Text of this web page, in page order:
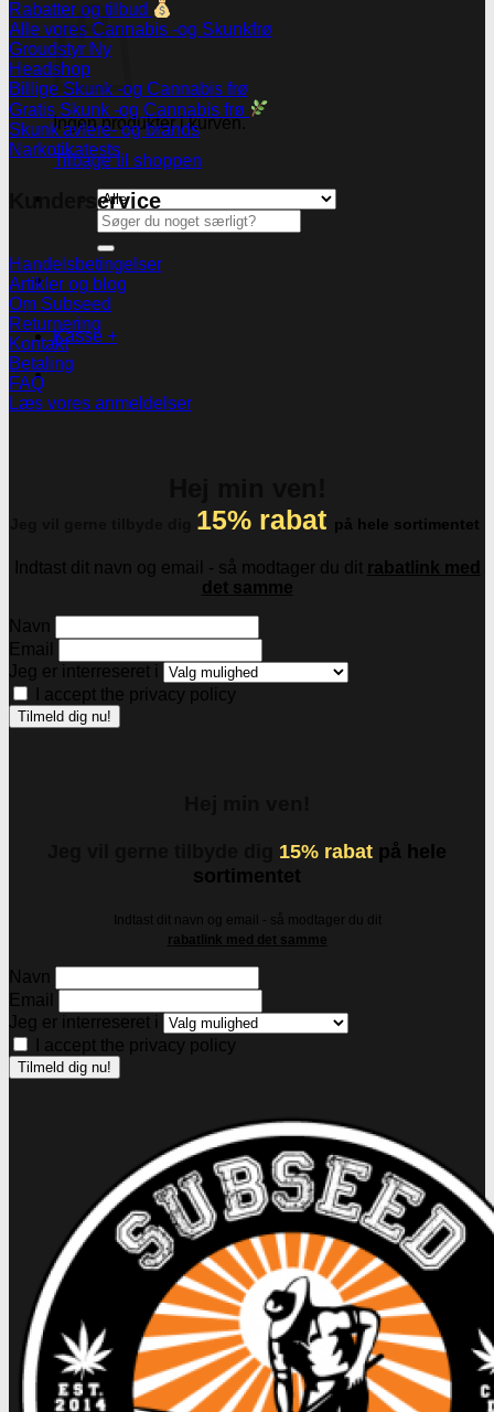
Ingen produkter i kurven.
Tilbage til shoppen
Søg
efter:
Kasse +
Rabatter og tilbud
Alle vores Cannabis -og Skunkfrø
Groudstyr
Headshop
Billige Skunk -og Cannabis frø
Gratis Skunk -og Cannabis frø
Skunk avlere- og brands
Narkotikatests
Kunderservice
Handelsbetingelser
Artikler og blog
Om Subseed
Returnering
Kontakt
Betaling
FAQ
Læs vores anmeldelser
15% rabat på hele sortimentet
Indtast dit navn og email - så modtager du dit rabatlink med
det samme
Navn
Email
Jeg er interreseret i
I accept the privacy policy
15% rabat på hele
sortimentet
Indtast dit navn og email - så modtager du dit
rabatlink med det samme
Navn
Email
Jeg er interreseret i
I accept the privacy policy